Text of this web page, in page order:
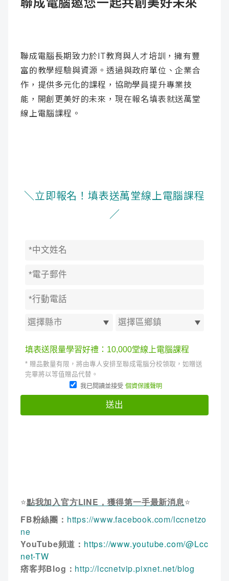
聯成電腦邀您一起共創美好未來
聯成電腦長期致力於IT教育與人才培訓，擁有豐
富的教學經驗與資源。透過與政府單位、企業合
作，提供多元化的課程，協助學員提升專業技
能，開創更美好的未來，現在報名填表就送萬堂
線上電腦課程。
＼立即報名！填表送萬堂線上電腦課程
／
⭐點我加入官方LINE，獲得第一手最新消息⭐
FB粉絲團： https://www.facebook.com/lccnetzo
ne
YouTube頻道： https://www.youtube.com/@Lcc
net-TW
痞客邦Blog： http://lccnetvip.pixnet.net/blog